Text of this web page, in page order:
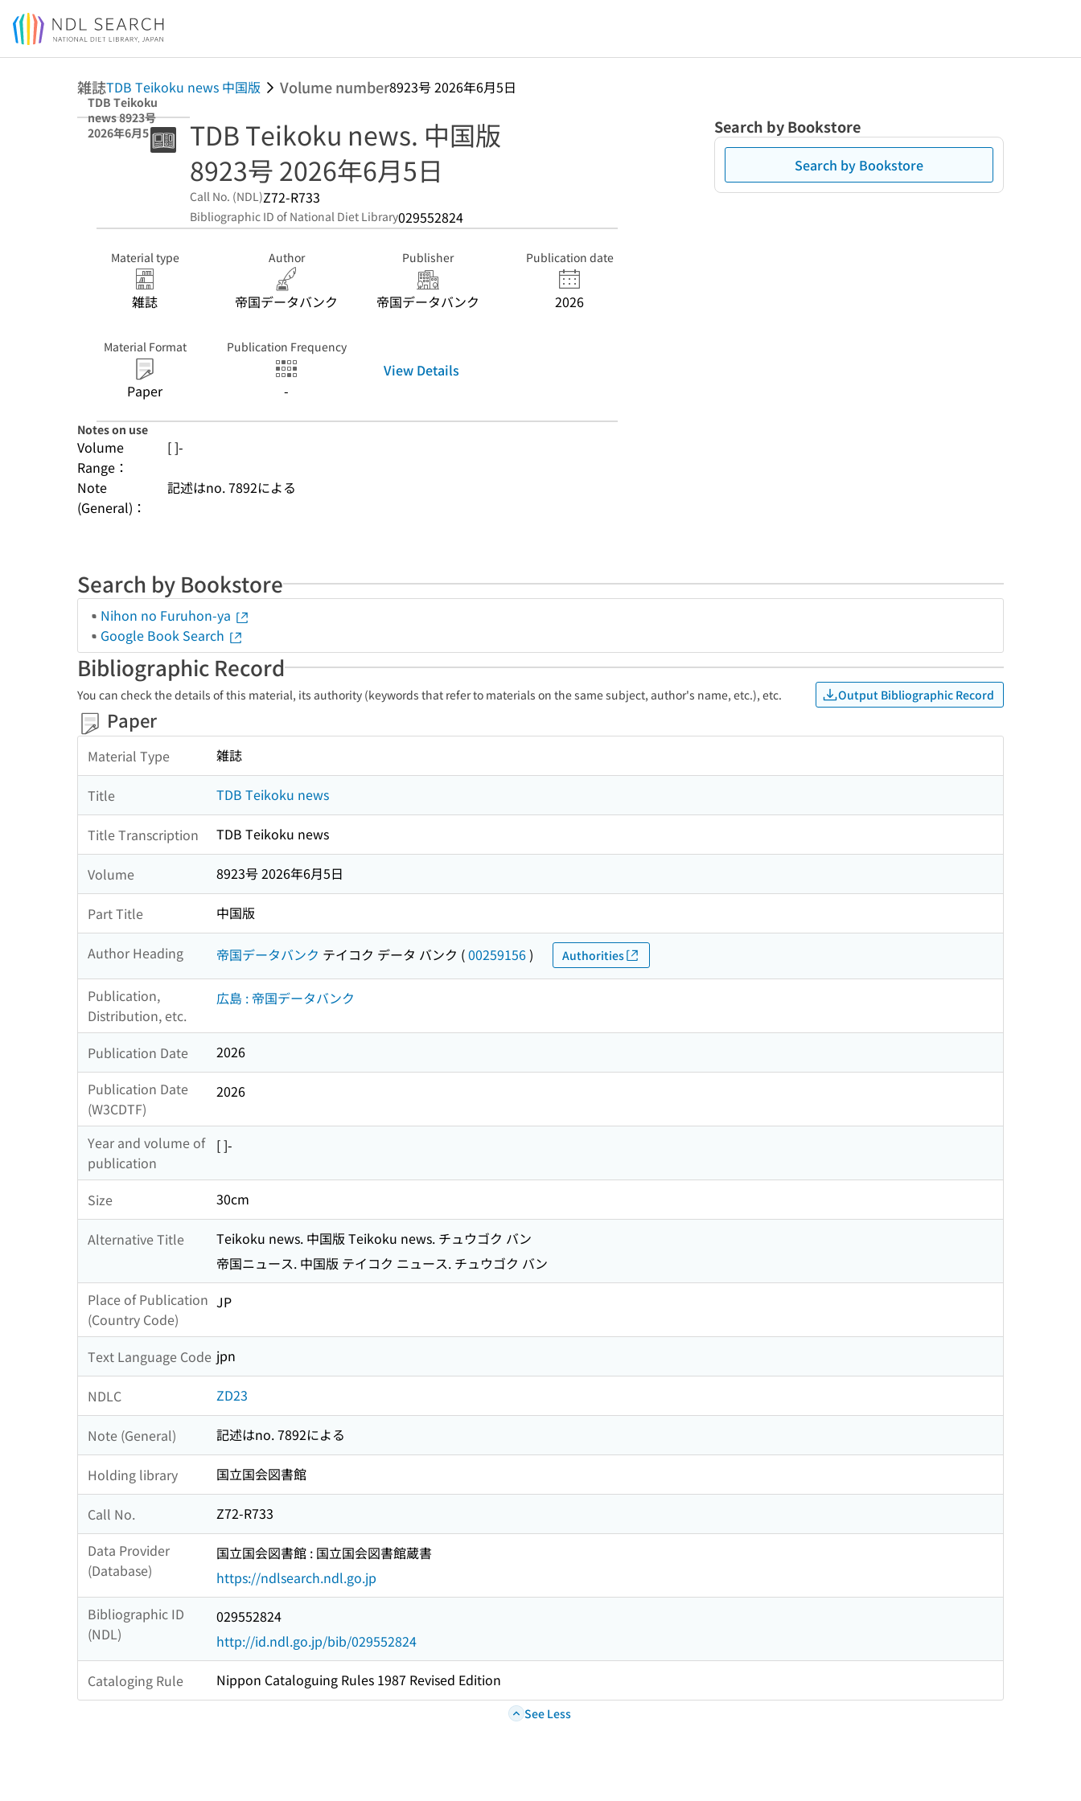
Jump to main content
雑誌TDB Teikoku news 中国版 Volume number8923号 2026年6月5日
TDB Teikoku
news 8923号
2026年6月5日 中
TDB Teikoku news. 中国版
8923号 2026年6月5日
Call No. (NDL)Z72-R733
Bibliographic ID of National Diet Library029552824
Material type
雑誌
Author
帝国データバンク
Publisher
帝国データバンク
Publication date
2026
Material Format
Paper
Publication Frequency
-
View Details
Notes on use
Volume
Range：
[ ]-
Note
(General)：
記述はno. 7892による
Search by Bookstore
Search by Bookstore
Search by Bookstore
Nihon no Furuhon-ya
Google Book Search
Bibliographic Record
You can check the details of this material, its authority (keywords that refer to materials on the same subject, author's name, etc.), etc. Output Bibliographic Record
Paper
Material Type 雑誌
Title TDB Teikoku news
Title Transcription TDB Teikoku news
Volume 8923号 2026年6月5日
Part Title 中国版
Author Heading 帝国データバンク テイコク データ バンク (00259156) Authorities
Publication,
Distribution, etc.
広島 : 帝国データバンク
Publication Date
2026
Publication Date
(W3CDTF)
2026
Year and volume of
publication
[ ]-
Size 30cm
Alternative Title
Teikoku news. 中国版 Teikoku news. チュウゴク バン
帝国ニュース. 中国版 テイコク ニュース. チュウゴク バン
Place of Publication
(Country Code)
JP
Text Language Code jpn
NDLC ZD23
Note (General) 記述はno. 7892による
Holding library 国立国会図書館
Call No.
Z72-R733
Data Provider
(Database)
国立国会図書館 : 国立国会図書館蔵書
https://ndlsearch.ndl.go.jp
Bibliographic ID
(NDL)
029552824
http://id.ndl.go.jp/bib/029552824
Cataloging Rule Nippon Cataloguing Rules 1987 Revised Edition
See Less